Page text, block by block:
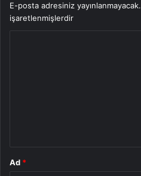
E-posta adresiniz yayınlanmayacak.
işaretlenmişlerdir
Ad *